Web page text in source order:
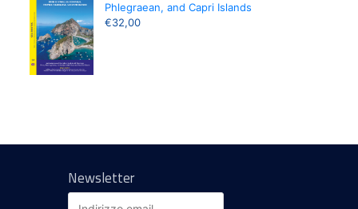
Phlegraean, and Capri Islands
€32,00
Newsletter